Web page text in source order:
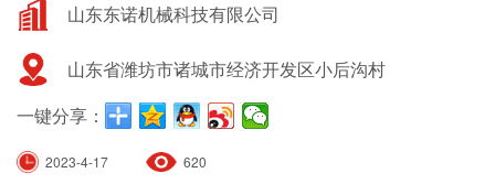
山东东诺机械科技有限公司
山东省潍坊市诸城市经济开发区小后沟村
一键分享：
2023-4-17 620